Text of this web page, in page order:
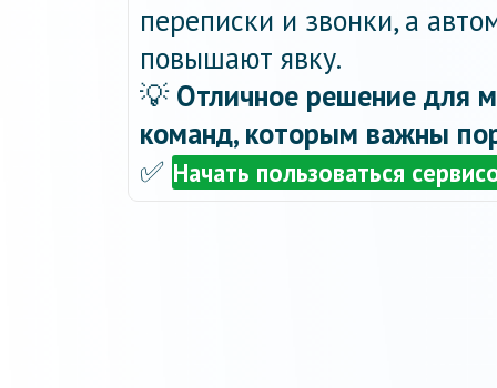
переписки и звонки, а
повышают явку.
💡 Отличное решение для
команд, которым важны
✅ Начать пользоваться